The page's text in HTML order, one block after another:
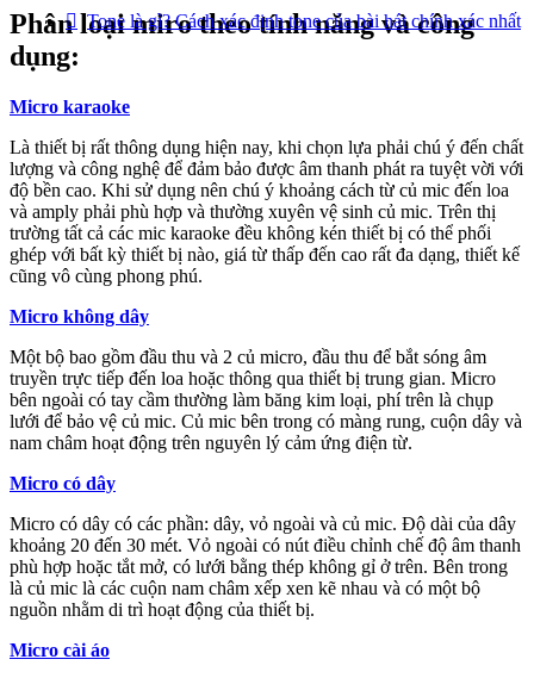
Phân loại miro theo tính năng và công
dụng:
Micro karaoke
Là thiết bị rất thông dụng hiện nay, khi chọn lựa phải chú ý đến chất
lượng và công nghệ để đảm bảo được âm thanh phát ra tuyệt vời với
độ bền cao. Khi sử dụng nên chú ý khoảng cách từ củ mic đến loa
và amply phải phù hợp và thường xuyên vệ sinh củ mic. Trên thị
trường tất cả các mic karaoke đều không kén thiết bị có thể phối
ghép với bất kỳ thiết bị nào, giá từ thấp đến cao rất đa dạng, thiết kế
cũng vô cùng phong phú.
Micro không dây
Một bộ bao gồm đầu thu và 2 củ micro, đầu thu để bắt sóng âm
truyền trực tiếp đến loa hoặc thông qua thiết bị trung gian. Micro
bên ngoài có tay cầm thường làm băng kim loại, phí trên là chụp
lưới để bảo vệ củ mic. Củ mic bên trong có màng rung, cuộn dây và
nam châm hoạt động trên nguyên lý cảm ứng điện từ.
Micro có dây
Micro có dây có các phần: dây, vỏ ngoài và củ mic. Độ dài của dây
khoảng 20 đến 30 mét. Vỏ ngoài có nút điều chỉnh chế độ âm thanh
phù hợp hoặc tắt mở, có lưới bằng thép không gỉ ở trên. Bên trong
là củ mic là các cuộn nam châm xếp xen kẽ nhau và có một bộ
nguồn nhằm di trì hoạt động của thiết bị.
Micro cài áo
Tone là gì? Cách xác định tone của bài hát chính xác nhất